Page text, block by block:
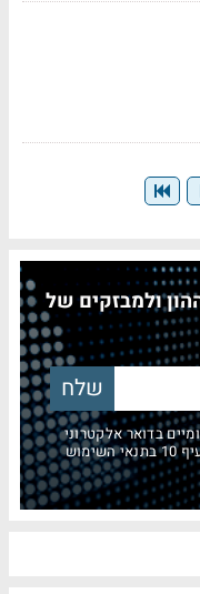
ולמבזקים של
בדואר אלקטרוני